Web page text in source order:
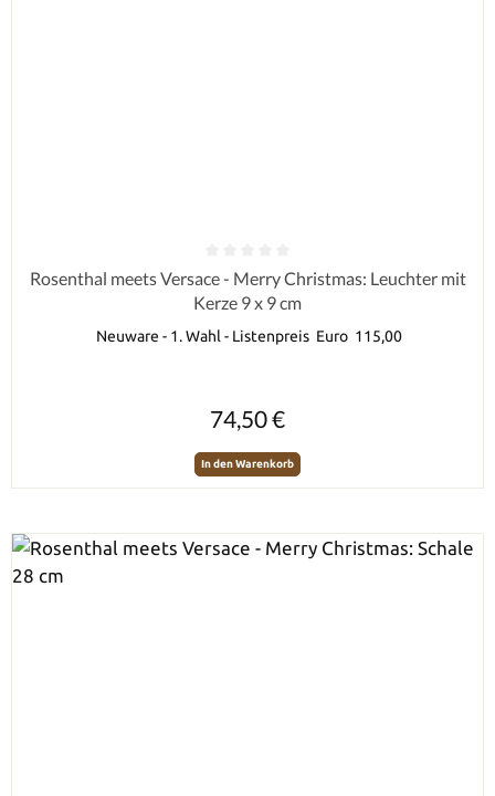
Durchschnittliche Bewertung von 0 von 5 Sternen
Rosenthal meets Versace - Merry Christmas: Leuchter mit
Kerze 9 x 9 cm
Neuware - 1. Wahl - Listenpreis Euro 115,00
74,50 €
In den Warenkorb